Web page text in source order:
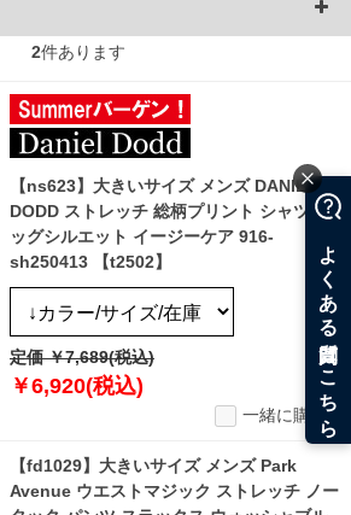
2件あります
【ns623】大きいサイズ メンズ DANIEL
DODD ストレッチ 総柄プリント シャツ ビ
ッグシルエット イージーケア 916-
sh250413 【t2502】
定価 ￥7,689(税込)
￥6,920(税込)
一緒に購入
【fd1029】大きいサイズ メンズ Park
Avenue ウエストマジック ストレッチ ノー